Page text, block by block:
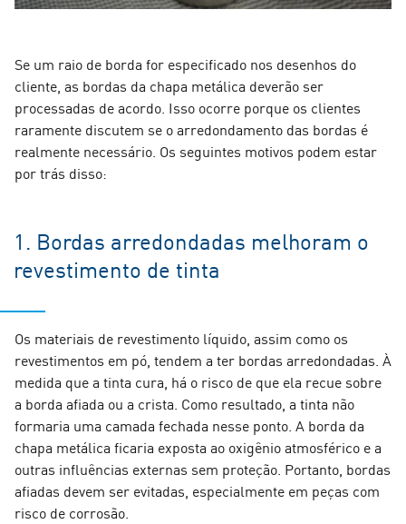
Se um raio de borda for especificado nos desenhos do
cliente, as bordas da chapa metálica deverão ser
processadas de acordo. Isso ocorre porque os clientes
raramente discutem se o arredondamento das bordas é
realmente necessário. Os seguintes motivos podem estar
por trás disso:
1. Bordas arredondadas melhoram o
revestimento de tinta
Os materiais de revestimento líquido, assim como os
revestimentos em pó, tendem a ter bordas arredondadas. À
medida que a tinta cura, há o risco de que ela recue sobre
a borda afiada ou a crista. Como resultado, a tinta não
formaria uma camada fechada nesse ponto. A borda da
chapa metálica ficaria exposta ao oxigênio atmosférico e a
outras influências externas sem proteção. Portanto, bordas
afiadas devem ser evitadas, especialmente em peças com
risco de corrosão.